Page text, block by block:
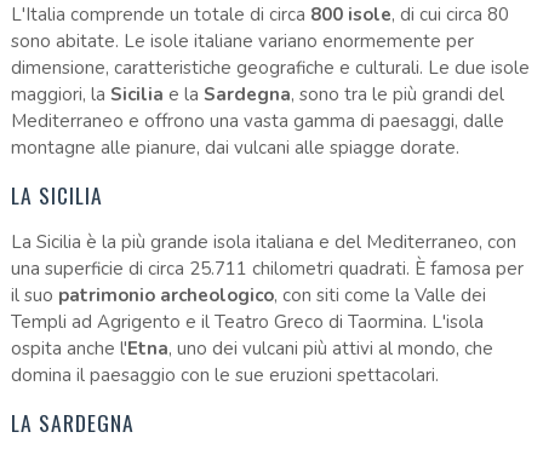
L'Italia comprende un totale di circa 800 isole, di cui circa 80
sono abitate. Le isole italiane variano enormemente per
dimensione, caratteristiche geografiche e culturali. Le due isole
maggiori, la Sicilia e la Sardegna, sono tra le più grandi del
Mediterraneo e offrono una vasta gamma di paesaggi, dalle
montagne alle pianure, dai vulcani alle spiagge dorate.
LA SICILIA
La Sicilia è la più grande isola italiana e del Mediterraneo, con
una superficie di circa 25.711 chilometri quadrati. È famosa per
il suo patrimonio archeologico, con siti come la Valle dei
Templi ad Agrigento e il Teatro Greco di Taormina. L'isola
ospita anche l'Etna, uno dei vulcani più attivi al mondo, che
domina il paesaggio con le sue eruzioni spettacolari.
LA SARDEGNA